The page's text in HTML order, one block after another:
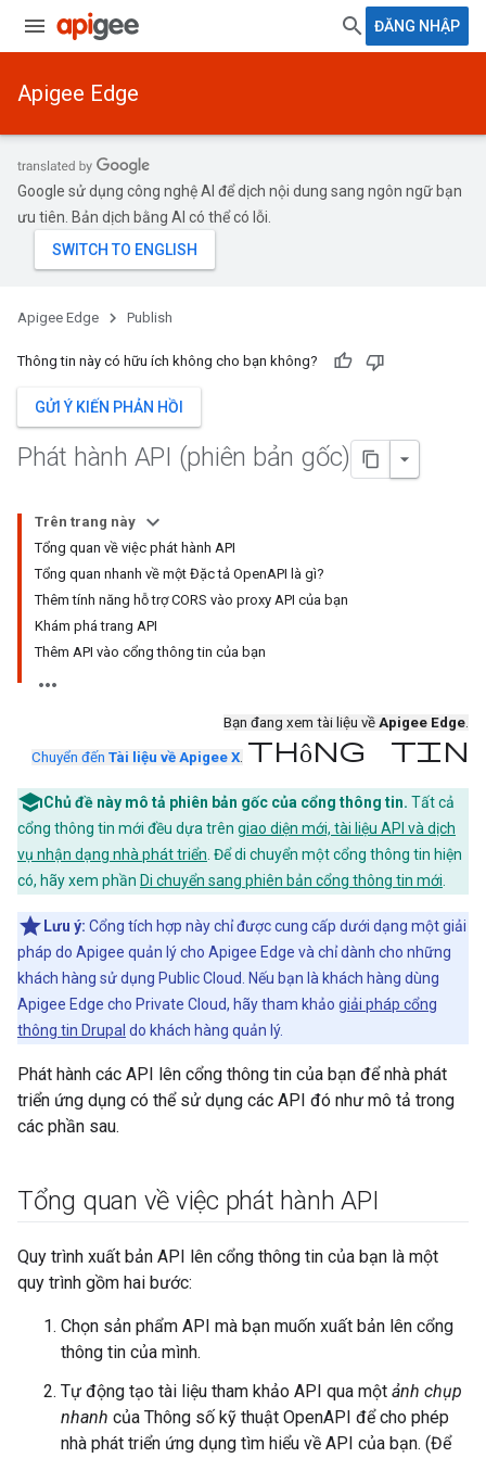
ĐĂNG NHẬP
Apigee Edge
Google sử dụng công nghệ AI để dịch nội dung sang ngôn ngữ bạn
ưu tiên. Bản dịch bằng AI có thể có lỗi.
Apigee Edge Publish
Thông tin này có hữu ích không cho bạn không?
GỬI Ý KIẾN PHẢN HỒI
Phát hành API (phiên bản gốc)
Trên trang này
Tổng quan về việc phát hành API
Tổng quan nhanh về một Đặc tả OpenAPI là gì?
Thêm tính năng hỗ trợ CORS vào proxy API của bạn
Khám phá trang API
Thêm API vào cổng thông tin của bạn
Bạn đang xem tài liệu về Apigee Edge.
Chuyển đến Tài liệu về Apigee X. thông tin
Chủ đề này mô tả phiên bản gốc của cổng thông tin. Tất cả
cổng thông tin mới đều dựa trên giao diện mới, tài liệu API và dịch
vụ nhận dạng nhà phát triển . Để di chuyển một cổng thông tin hiện
có, hãy xem phần Di chuyển sang phiên bản cổng thông tin mới
Lưu ý: Cổng tích hợp này chỉ được cung cấp dưới dạng một giải
pháp do Apigee quản lý cho Apigee Edge và chỉ dành cho những
khách hàng sử dụng Public Cloud. Nếu bạn là khách hàng dùng
Apigee Edge cho Private Cloud, hãy tham khảo giải pháp cổng
thông tin Drupal do khách hàng quản lý.
Phát hành các API lên cổng thông tin của bạn để nhà phát
triển ứng dụng có thể sử dụng các API đó như mô tả trong
các phần sau.
Tổng quan về việc phát hành API
Quy trình xuất bản API lên cổng thông tin của bạn là một
quy trình gồm hai bước:
Chọn sản phẩm API mà bạn muốn xuất bản lên cổng
thông tin của mình.
Tự động tạo tài liệu tham khảo API qua một ảnh chụp
nhanh của Thông số kỹ thuật OpenAPI để cho phép
nhà phát triển ứng dụng tìm hiểu về API của bạn. (Để